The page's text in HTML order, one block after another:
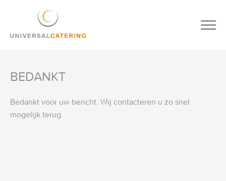
BEDANKT
Bedankt voor uw bericht. Wij contacteren u zo snel
mogelijk terug.